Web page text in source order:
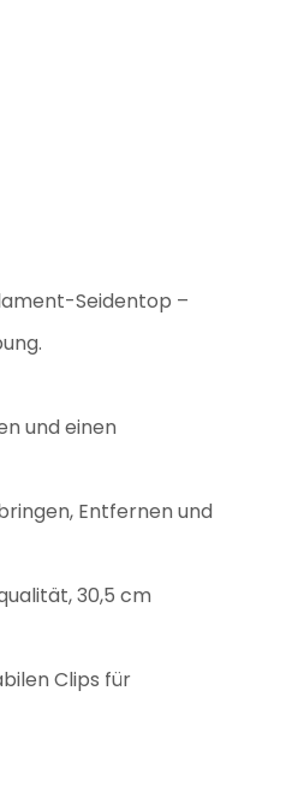
Seidentop –
und einen
Entfernen und
30,5 cm
Clips für